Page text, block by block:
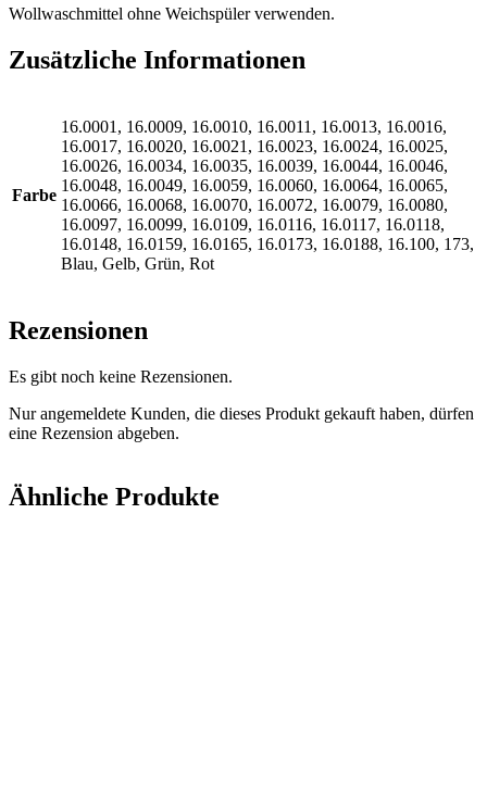
Wollwaschmittel ohne Weichspüler verwenden.
Zusätzliche Informationen
Farbe
16.0001, 16.0009, 16.0010, 16.0011, 16.0013, 16.0016,
16.0017, 16.0020, 16.0021, 16.0023, 16.0024, 16.0025,
16.0026, 16.0034, 16.0035, 16.0039, 16.0044, 16.0046,
16.0048, 16.0049, 16.0059, 16.0060, 16.0064, 16.0065,
16.0066, 16.0068, 16.0070, 16.0072, 16.0079, 16.0080,
16.0097, 16.0099, 16.0109, 16.0116, 16.0117, 16.0118,
16.0148, 16.0159, 16.0165, 16.0173, 16.0188, 16.100, 173,
Blau, Gelb, Grün, Rot
Rezensionen
Es gibt noch keine Rezensionen.
Nur angemeldete Kunden, die dieses Produkt gekauft haben, dürfen
eine Rezension abgeben.
Ähnliche Produkte